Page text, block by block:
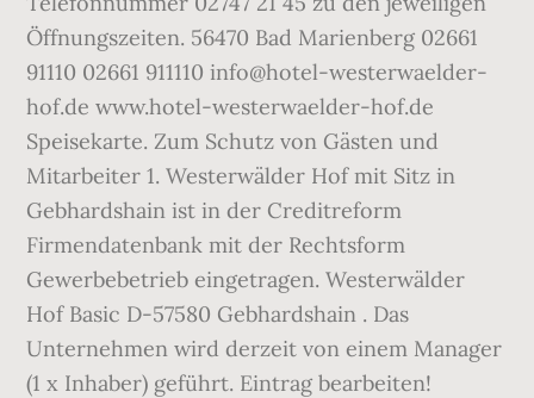
Öffnungszeiten. 56470 Bad Marienberg 02661
91110 02661 911110 info@hotel-westerwaelder-
hof.de www.hotel-westerwaelder-hof.de
Speisekarte. Zum Schutz von Gästen und
Mitarbeiter 1. Westerwälder Hof mit Sitz in
Gebhardshain ist in der Creditreform
Firmendatenbank mit der Rechtsform
Gewerbebetrieb eingetragen. Westerwälder
Hof Basic D-57580 Gebhardshain . Das
Unternehmen wird derzeit von einem Manager
(1 x Inhaber) geführt. Eintrag bearbeiten!